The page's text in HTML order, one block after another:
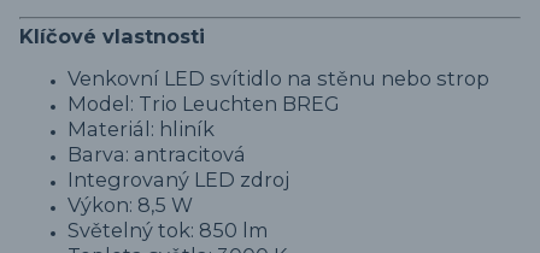
Klíčové vlastnosti
Venkovní LED svítidlo na stěnu nebo strop
Model: Trio Leuchten BREG
Materiál: hliník
Barva: antracitová
Integrovaný LED zdroj
Výkon: 8,5 W
Světelný tok: 850 lm